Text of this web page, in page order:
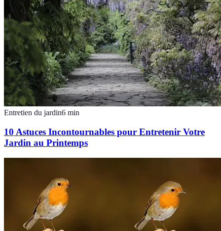
Entretien du jardin6 min
10 Astuces Incontournables pour Entretenir Votre
Jardin au Printemps